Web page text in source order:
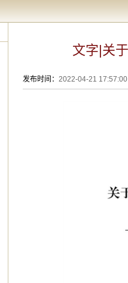
文字|关
发布时间： 2022-04-21 17:57:00